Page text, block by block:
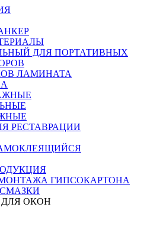
ДЛЯ ПОРТАТИВНЫХ
ЛАМИНАТА
РЕСТАВРАЦИИ
ГИПСОКАРТОНА
ОКОН